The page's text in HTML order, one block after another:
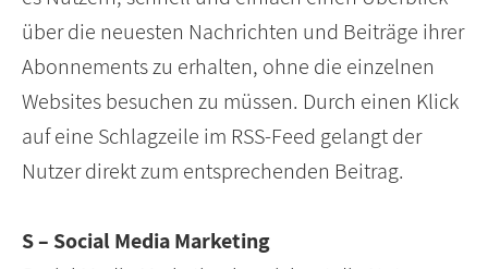
über die neuesten Nachrichten und Beiträge ihrer
Abonnements zu erhalten, ohne die einzelnen
Websites besuchen zu müssen. Durch einen Klick
auf eine Schlagzeile im RSS-Feed gelangt der
Nutzer direkt zum entsprechenden Beitrag.
S – Social Media Marketing